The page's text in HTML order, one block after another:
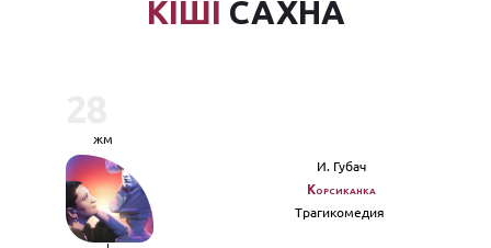
КІШІ САХНА
жм
И. Губач
Корсиканка
Трагикомедия